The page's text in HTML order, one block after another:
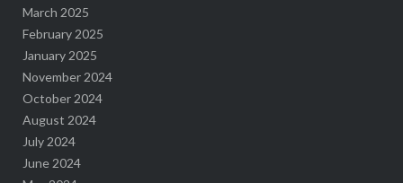
March 2025
February 2025
January 2025
November 2024
October 2024
August 2024
July 2024
June 2024